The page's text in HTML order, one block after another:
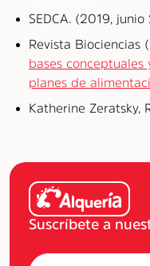
SEDCA. (2019, junio
Revista Biociencias
bases conceptuales
planes de
Katherine Zeratsky,
Suscríbete a